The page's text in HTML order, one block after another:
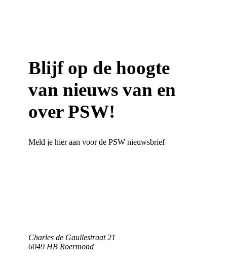
Blijf op de hoogte
van nieuws van en
over PSW!
Meld je hier aan voor de PSW nieuwsbrief
Charles de Gaullestraat 21
6049 HB Roermond